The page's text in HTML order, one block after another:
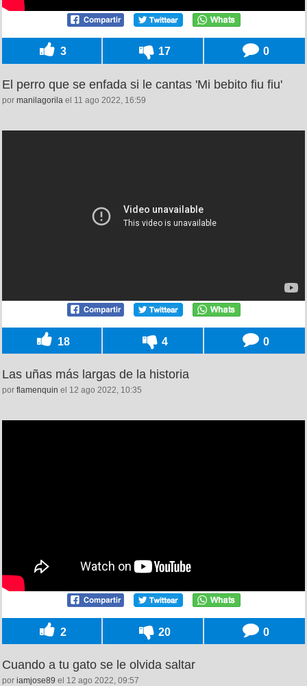
3 17 0
El perro que se enfada si le cantas 'Mi bebito fiu fiu'
por manilagorila el 11 ago 2022, 16:59
18 4 0
Las uñas más largas de la historia
por flamenquin el 12 ago 2022, 10:35
2 20 0
Cuando a tu gato se le olvida saltar
por iamjose89 el 12 ago 2022, 09:57